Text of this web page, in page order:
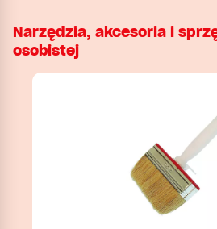
Narzędzia, akcesoria i
osobistej